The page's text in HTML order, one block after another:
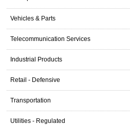
Vehicles & Parts
Telecommunication Services
Industrial Products
Retail - Defensive
Transportation
Utilities - Regulated